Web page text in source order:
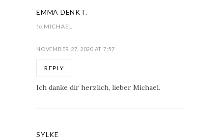
EMMA DENKT.
to MICHAEL
NOVEMBER 27, 2020 AT 7:57
REPLY
Ich danke dir herzlich, lieber Michael.
SYLKE